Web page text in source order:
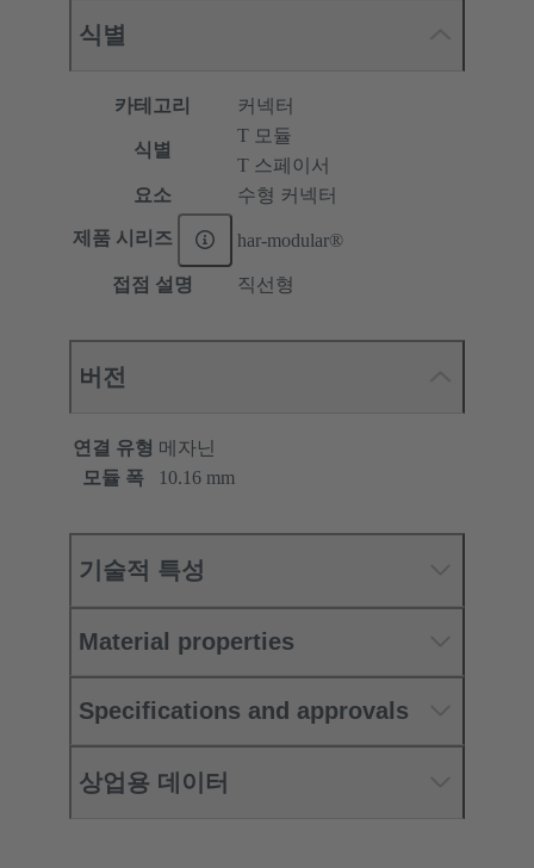
식별
카테고리 커넥터
식별
T 모듈
T 스페이서
요소
수형 커넥터
제품 시리즈 har-modular®
접점 설명 직선형
버전
연결 유형 메자닌
모듈 폭
10.16 mm
기술적 특성
Material properties
Specifications and approvals
상업용 데이터